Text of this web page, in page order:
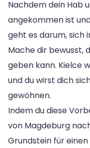
Nachdem dein Hab
angekommen ist
geht es darum, sich
Mache dir bewusst,
geben kann. Kielce
und du wirst dich
gewöhnen.
Indem du diese
von Magdeburg
Grundstein für